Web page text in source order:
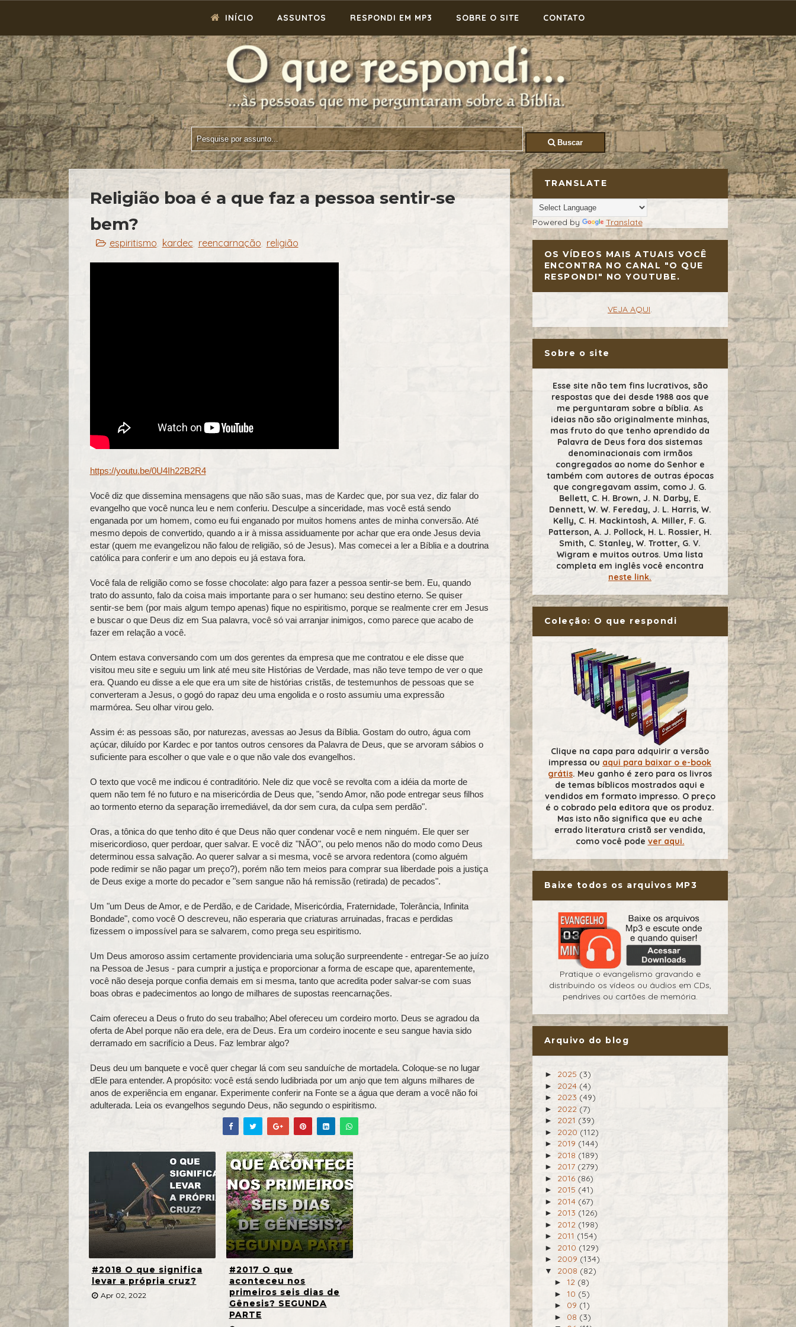
INÍCIO ASSUNTOS RESPONDI EM MP3 SOBRE O SITE CONTATO
Buscar
Religião boa é a que faz a pessoa sentir-se
bem?
espiritismo kardec reencarnação religião
https://youtu.be/0U4Ih22B2R4
Você diz que dissemina mensagens que não são suas, mas de Kardec que, por sua vez, diz falar do
evangelho que você nunca leu e nem conferiu. Desculpe a sinceridade, mas você está sendo
enganada por um homem, como eu fui enganado por muitos homens antes de minha conversão. Até
mesmo depois de convertido, quando a ir à missa assiduamente por achar que era onde Jesus devia
estar (quem me evangelizou não falou de religião, só de Jesus). Mas comecei a ler a Bíblia e a doutrina
católica para conferir e um ano depois eu já estava fora.
Você fala de religião como se fosse chocolate: algo para fazer a pessoa sentir-se bem. Eu, quando
trato do assunto, falo da coisa mais importante para o ser humano: seu destino eterno. Se quiser
sentir-se bem (por mais algum tempo apenas) fique no espiritismo, porque se realmente crer em Jesus
e buscar o que Deus diz em Sua palavra, você só vai arranjar inimigos, como parece que acabo de
fazer em relação a você.
Ontem estava conversando com um dos gerentes da empresa que me contratou e ele disse que
visitou meu site e seguiu um link até meu site Histórias de Verdade, mas não teve tempo de ver o que
era. Quando eu disse a ele que era um site de histórias cristãs, de testemunhos de pessoas que se
converteram a Jesus, o gogó do rapaz deu uma engolida e o rosto assumiu uma expressão
marmórea. Seu olhar virou gelo.
Assim é: as pessoas são, por naturezas, avessas ao Jesus da Bíblia. Gostam do outro, água com
açúcar, diluído por Kardec e por tantos outros censores da Palavra de Deus, que se arvoram sábios o
suficiente para escolher o que vale e o que não vale dos evangelhos.
O texto que você me indicou é contraditório. Nele diz que você se revolta com a idéia da morte de
quem não tem fé no futuro e na misericórdia de Deus que, "sendo Amor, não pode entregar seus filhos
ao tormento eterno da separação irremediável, da dor sem cura, da culpa sem perdão".
Oras, a tônica do que tenho dito é que Deus não quer condenar você e nem ninguém. Ele quer ser
misericordioso, quer perdoar, quer salvar. E você diz "NÃO", ou pelo menos não do modo como Deus
determinou essa salvação. Ao querer salvar a si mesma, você se arvora redentora (como alguém
pode redimir se não pagar um preço?), porém não tem meios para comprar sua liberdade pois a justiça
de Deus exige a morte do pecador e "sem sangue não há remissão (retirada) de pecados".
Um "um Deus de Amor, e de Perdão, e de Caridade, Misericórdia, Fraternidade, Tolerância, Infinita
Bondade", como você O descreveu, não esperaria que criaturas arruinadas, fracas e perdidas
fizessem o impossível para se salvarem, como prega seu espiritismo.
Um Deus amoroso assim certamente providenciaria uma solução surpreendente - entregar-Se ao juízo
na Pessoa de Jesus - para cumprir a justiça e proporcionar a forma de escape que, aparentemente,
você não deseja porque confia demais em si mesma, tanto que acredita poder salvar-se com suas
boas obras e padecimentos ao longo de milhares de supostas reencarnações.
Caim ofereceu a Deus o fruto do seu trabalho; Abel ofereceu um cordeiro morto. Deus se agradou da
oferta de Abel porque não era dele, era de Deus. Era um cordeiro inocente e seu sangue havia sido
derramado em sacrifício a Deus. Faz lembrar algo?
Deus deu um banquete e você quer chegar lá com seu sanduíche de mortadela. Coloque-se no lugar
dEle para entender. A propósito: você está sendo ludibriada por um anjo que tem alguns milhares de
anos de experiência em enganar. Experimente conferir na Fonte se a água que deram a você não foi
adulterada. Leia os evangelhos segundo Deus, não segundo o espiritismo.
#2018 O que significa
levar a própria cruz?
Apr 02, 2022
#2017 O que
aconteceu nos
primeiros seis dias de
Gênesis? SEGUNDA
PARTE
TRANSLATE
Powered by Translate
OS VÍDEOS MAIS ATUAIS VOCÊ
ENCONTRA NO CANAL "O QUE
RESPONDI" NO YOUTUBE.
VEJA AQUI.
Sobre o site
Esse site não tem fins lucrativos, são
respostas que dei desde 1988 aos que
me perguntaram sobre a bíblia. As
ideias não são originalmente minhas,
mas fruto do que tenho aprendido da
Palavra de Deus fora dos sistemas
denominacionais com irmãos
congregados ao nome do Senhor e
também com autores de outras épocas
que congregavam assim, como J. G.
Bellett, C. H. Brown, J. N. Darby, E.
Dennett, W. W. Fereday, J. L. Harris, W.
Kelly, C. H. Mackintosh, A. Miller, F. G.
Patterson, A. J. Pollock, H. L. Rossier, H.
Smith, C. Stanley, W. Trotter, G. V.
Wigram e muitos outros. Uma lista
completa em inglês você encontra
neste link.
Coleção: O que respondi
Clique na capa para adquirir a versão
impressa ou aqui para baixar o e-book
grátis. Meu ganho é zero para os livros
de temas bíblicos mostrados aqui e
vendidos em formato impresso. O preço
é o cobrado pela editora que os produz.
Mas isto não significa que eu ache
errado literatura cristã ser vendida,
como você pode ver aqui.
Baixe todos os arquivos MP3
Pratique o evangelismo gravando e
distribuindo os vídeos ou áudios em CDs,
pendrives ou cartões de memória.
Arquivo do blog
► 2025 (3)
► 2024 (4)
► 2023 (49)
► 2022 (7)
► 2021 (39)
► 2020 (112)
► 2019 (144)
► 2018 (189)
► 2017 (279)
► 2016 (86)
► 2015 (41)
► 2014 (67)
► 2013 (126)
► 2012 (198)
► 2011 (154)
► 2010 (129)
► 2009 (134)
▼ 2008 (82)
►12 (8)
►10 (5)
► 09 (1)
► 08 (3)